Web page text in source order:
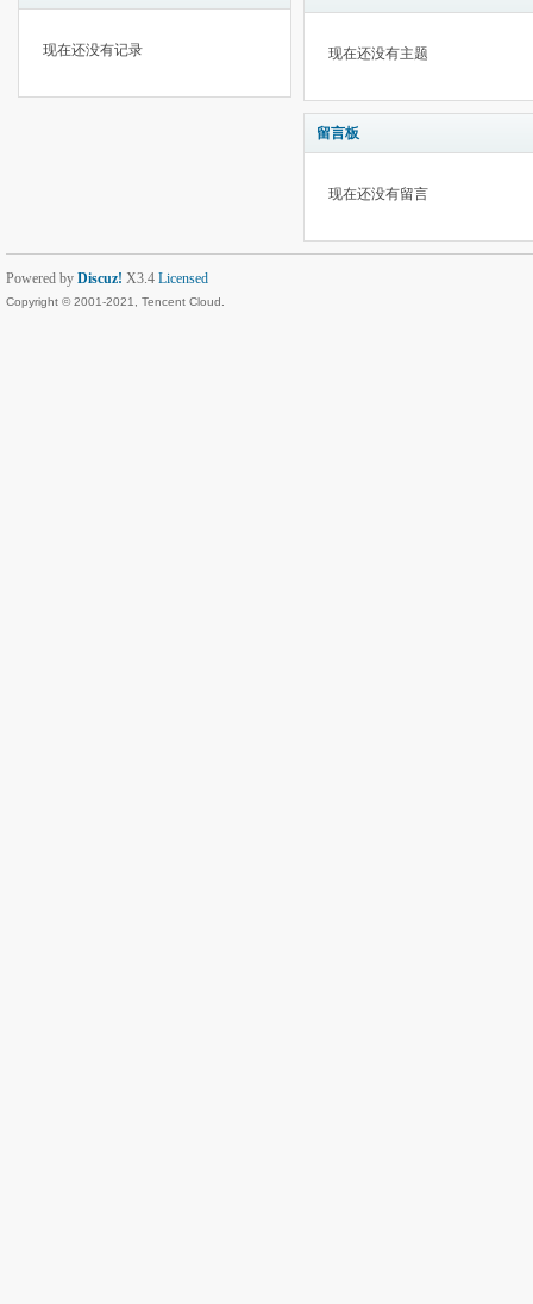
现在还没有记录 现在还没有主题
留言板
现在还没有留言
Powered by Discuz! X3.4 Licensed
Copyright © 2001-2021, Tencent Cloud.